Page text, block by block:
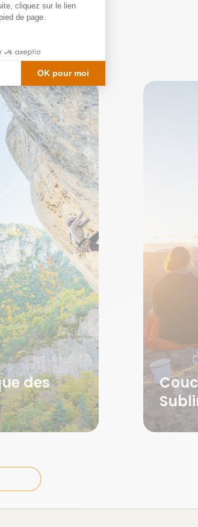
cliquez sur le lien
de page.
OK pour moi
: Personnalisez vos Options
et de gérer vos paramètres de confidentialité,
peyre
des